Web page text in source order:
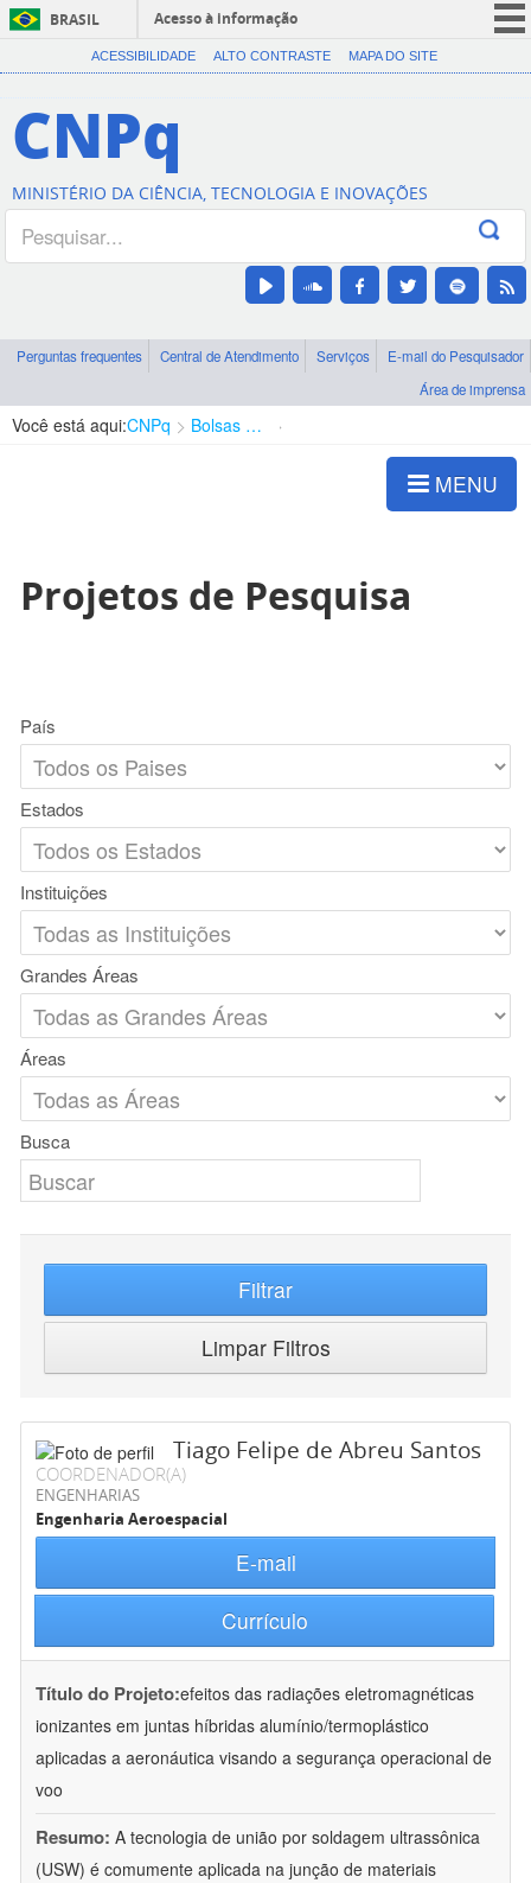
BRASIL
Acesso à informação
CORONAVÍRUS (COVID-19)
Canais
ACESSIBILIDADE ALTO CONTRASTE MAPA DO SITE
CNPq
MINISTÉRIO DA CIÊNCIA, TECNOLOGIA E INOVAÇÕES
Perguntas frequentes Central de Atendimento Serviços
E-mail do Pesquisador
Área de imprensa
Você está aqui:CNPq Bolsas e Auxílios Vigentes
MENU
Projetos de Pesquisa
País
Estados
Instituições
Grandes Áreas
Áreas
Busca
Filtrar
Limpar Filtros
Tiago Felipe de Abreu Santos
COORDENADOR(A)
ENGENHARIAS
Engenharia Aeroespacial
E-mail
Currículo
Título do Projeto:efeitos das radiações eletromagnéticas
ionizantes em juntas híbridas alumínio/termoplástico
aplicadas a aeronáutica visando a segurança operacional de
voo
Resumo: A tecnologia de união por soldagem ultrassônica
(USW) é comumente aplicada na junção de materiais